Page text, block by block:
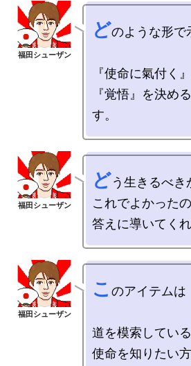
どのような形で
『使命に氣付く
『覚悟』を決め
どう生きるべ
これでよかった
こ のアイテムは
道を模索してい
使命を知りたい方